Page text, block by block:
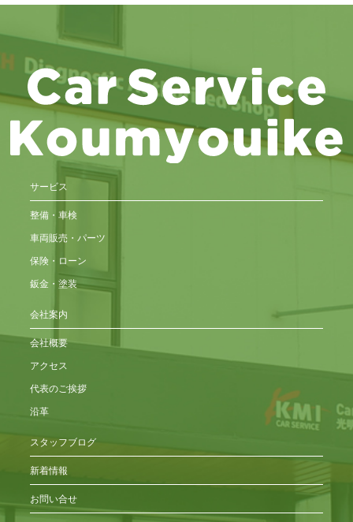
サービス
整備・車検
車両販売・パーツ
保険・ローン
鈑金・塗装
会社案内
会社概要
アクセス
代表のご挨拶
沿革
スタッフブログ
新着情報
お問い合せ